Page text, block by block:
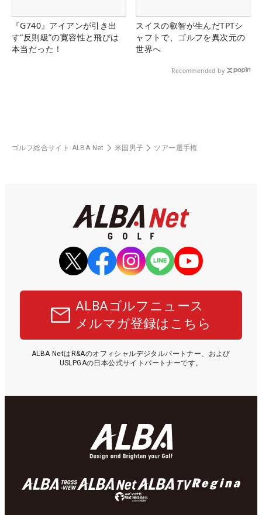
『G740』アイアンが引き出
す“反則級”の寛容性と飛びは
本当だった！
スイスの叡智が生んだTPTシ
ャフトで、ゴルフを異次元の
世界へ
Recommended by
ゴルフ総合サイト ALBA Net 米国男子 ツアー選手権
ALBAゴルフニュース
メルマガ登録はこちら
ALBA NetはR&Aのオフィシャルデジタルパートナー、および
USLPGAの日本公式サイトパートナーです。